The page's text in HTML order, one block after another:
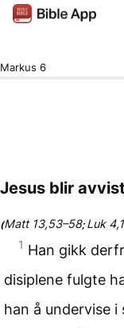
Markus 6
Jesus blir
(Matt 13,53–58;Luk
1 Han gikk
disiplene fulgte
han å undervise